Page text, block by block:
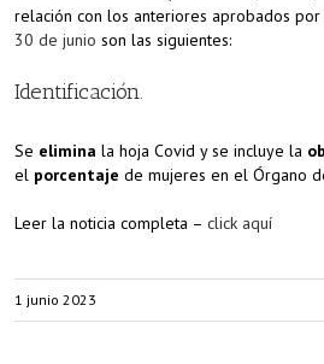
relación con los anteriores aprobados por
30 de junio son las siguientes:
Identificación.
Se elimina la hoja Covid y se incluye la
el porcentaje de mujeres en el Órgano
Leer la noticia completa – click aquí
1 junio 2023